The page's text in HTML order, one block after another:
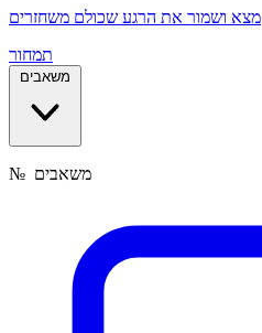
מצא ושמור את הרגע שכולם משחזרים
תמחור
משאבים
№ משאבים